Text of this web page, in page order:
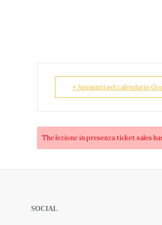
+ Aggiungi nel calendario
Thelezione in presenzaticket sales
SOCIAL